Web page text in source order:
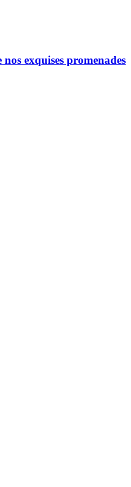
exquises promenades